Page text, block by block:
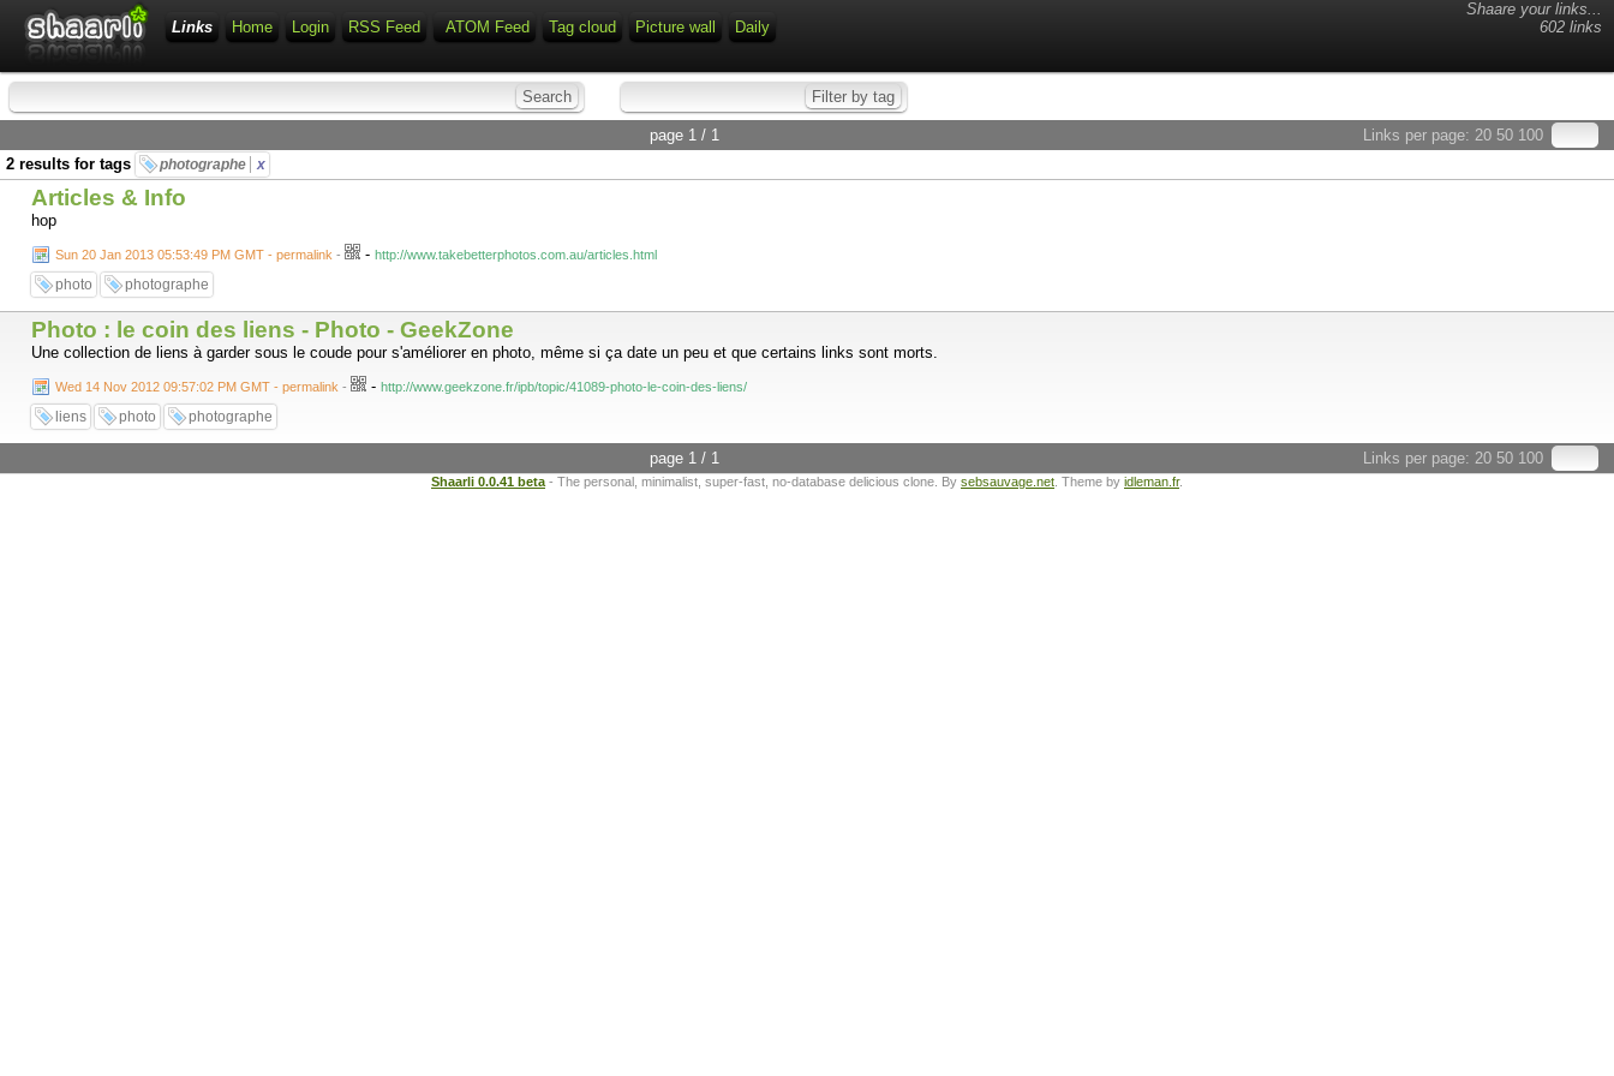
Shaare your links...
602 links
Links Home Login RSS Feed ATOM Feed Tag cloud Picture wall Daily
Links per page: 20 50 100
page 1 / 1
2 results for tags
photographe x
Articles & Info
hop
Sun 20 Jan 2013 05:53:49 PM GMT - permalink - - http://www.takebetterphotos.com.au/articles.html
photo photographe
Photo : le coin des liens - Photo - GeekZone
Une collection de liens à garder sous le coude pour s'améliorer en photo, même si ça date un peu et que certains links sont morts.
Wed 14 Nov 2012 09:57:02 PM GMT - permalink - - http://www.geekzone.fr/ipb/topic/41089-photo-le-coin-des-liens/
liens photo photographe
Links per page: 20 50 100
page 1 / 1
Shaarli 0.0.41 beta - The personal, minimalist, super-fast, no-database delicious clone. By sebsauvage.net . Theme by idleman.fr.